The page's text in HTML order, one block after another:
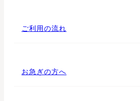
ご利用の流れ
お急ぎの方へ